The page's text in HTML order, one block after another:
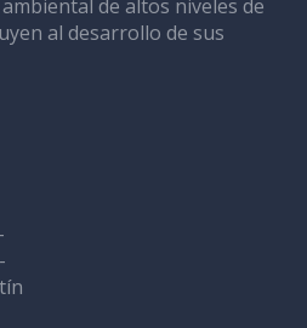
de altos niveles de
al desarrollo de sus